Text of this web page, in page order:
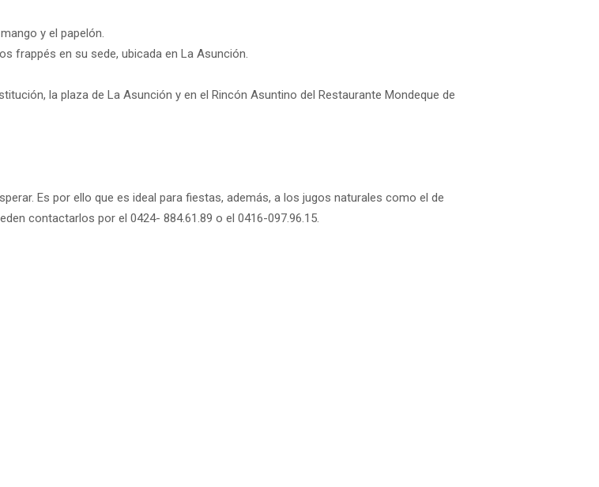
y el papelón.
frappés en su sede, ubicada en La Asunción.
la plaza de La Asunción y en el Rincón Asuntino del Restaurante Mondeque de
Es por ello que es ideal para fiestas, además, a los jugos naturales como el de
contactarlos por el 0424- 884.61.89 o el 0416-097.96.15.